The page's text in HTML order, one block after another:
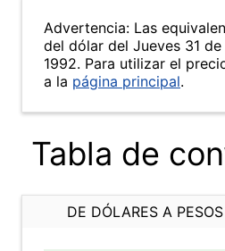
Advertencia: Las
del dólar del Jueves 31
1992. Para utilizar el
a la página principal.
Tabla de
DE DÓLARES A